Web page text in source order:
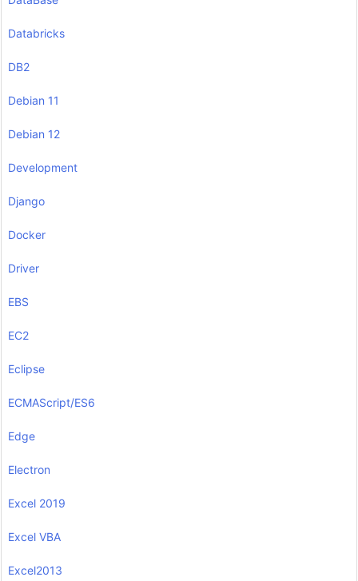
Databricks
DB2
Debian 11
Debian 12
Development
Django
Docker
Driver
EBS
EC2
Eclipse
ECMAScript/ES6
Edge
Electron
Excel 2019
Excel VBA
Excel2013